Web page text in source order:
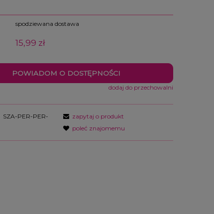
spodziewana dostawa
15,99 zł
POWIADOM O DOSTĘPNOŚCI
dodaj do przechowalni
SZA-PER-PER-
zapytaj o produkt
poleć znajomemu